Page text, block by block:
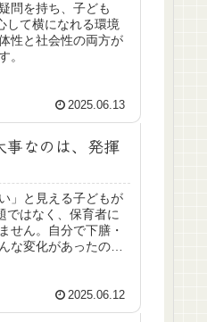
問を持ち、子ども
して横になれる環境
性と社会性の両方が
。
2025.06.13
なのは、発揮
」と見える子どもが
ではなく、保育者に
せん。自分で下膳・
な変化があったのか
2025.06.12